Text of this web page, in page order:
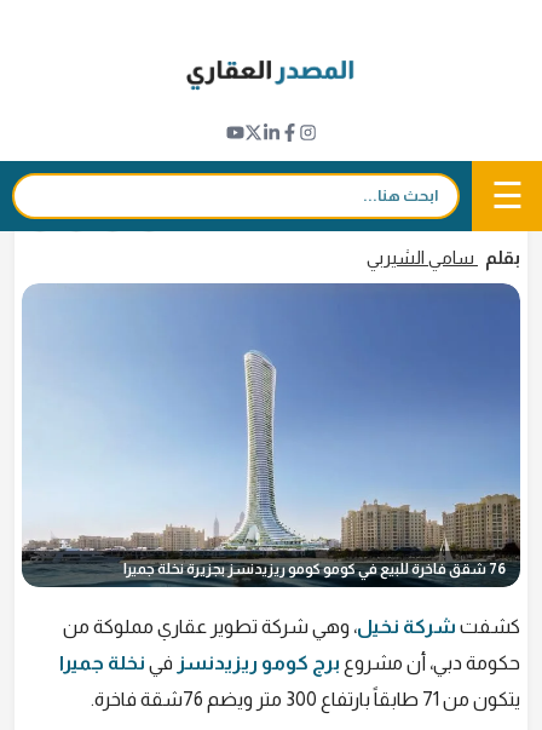
☰ بحث:
متراً في نخلة جميرا
3 مايو 2023 - 20:44 f
𝕏
in
بقلم سامي الشيربي
76 شقق فاخرة للبيع في كومو كومو ريزيدنسز بجزيرة نخلة جميرا
كشفت شركة نخيل، وهي شركة تطوير عقاري مملوكة من
حكومة دبي، أن مشروع برج كومو ريزيدنسز في نخلة جميرا
يتكون من 71 طابقاً بارتفاع 300 متر ويضم 76شقة فاخرة.